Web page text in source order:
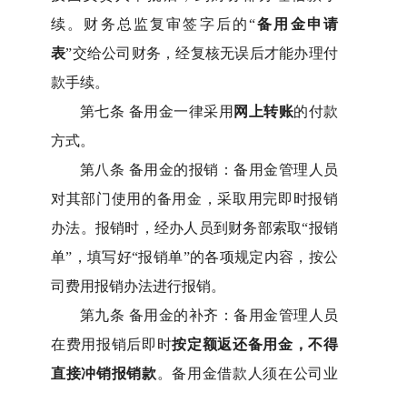
续。财务总监复审签字后的“备用金申请
表”交给公司财务，经复核无误后才能办理付
款手续。
第七条 备用金一律采用 网上转账的付款
方式。
第八条 备用金的报销：备用金管理人员
对其部门使用的备用金，采取用完即时报销
办法。报销时，经办人员到财务部索取“报销
单” ，填写好“报销单”的各项规定内容，按公
司费用报销办法进行报销。
第九条 备用金的补齐：备用金管理人员
在费用报销后即时按定额返还备用金，不得
直接冲销报销款。备用金借款人须在公司业